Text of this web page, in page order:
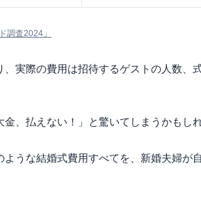
調査2024」
、実際の費用は招待するゲストの人数
、払えない！」と驚いてしまうかもしれ
うな結婚式費用すべてを、新婚夫婦が